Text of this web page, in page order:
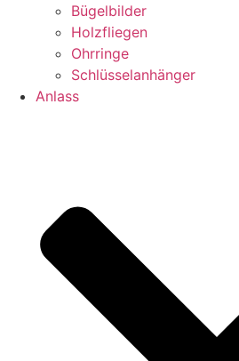
Bügelbilder
Holzfliegen
Ohrringe
Schlüsselanhänger
Anlass